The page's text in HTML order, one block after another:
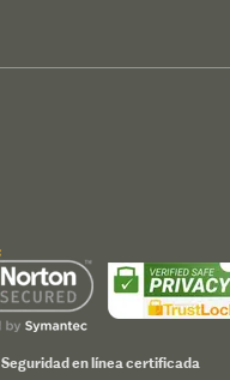
Seguridad en línea certificada